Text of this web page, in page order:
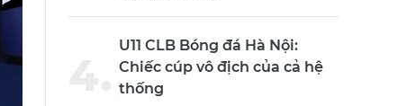
U11 CLB Bóng đá Hà Nội:
Chiếc cúp vô địch của cả hệ
thống